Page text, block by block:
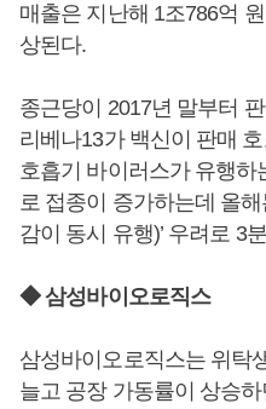
매출은 지난해 1조786억
상된다.
종근당이 2017년 말부터
리베나13가 백신이 판매
호흡기 바이러스가 유행하
로 접종이 증가하는데 올
감이 동시 유행)’ 우려로 3
◆ 삼성바이오로직스
삼성바이오로직스는 위탁
늘고 공장 가동률이 상승